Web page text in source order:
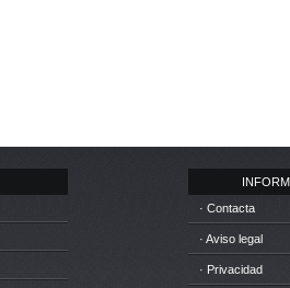
· Contacta
· Aviso legal
· Privacidad